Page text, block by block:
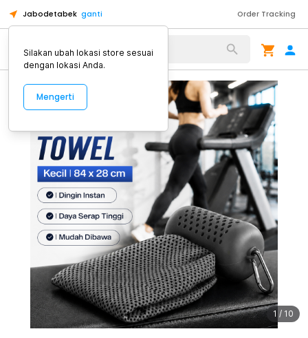
Jabodetabek ganti Order Tracking
Alat Kopi
1 / 10
Silakan ubah lokasi store sesuai
dengan lokasi Anda.
Mengerti